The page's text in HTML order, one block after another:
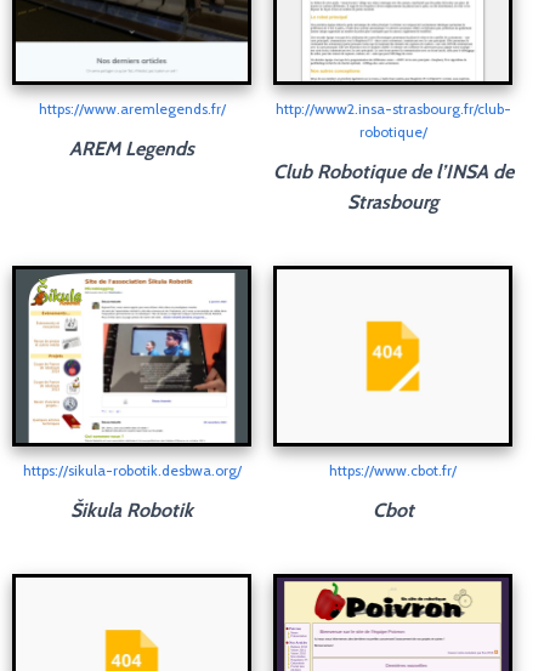
https://www.aremlegends.fr/
AREM Legends
http://www2.insa-strasbourg.fr/club-
robotique/
Club Robotique de l’INSA de
Strasbourg
https://sikula-robotik.desbwa.org/
Šikula Robotik
https://www.cbot.fr/
Cbot